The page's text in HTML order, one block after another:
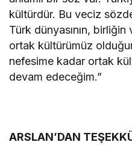
kültürdür. Bu veciz
Türk dünyasının, birliğin
ortak kültürümüz
nefesime kadar ortak
devam edeceğim.”
ARSLAN’DAN